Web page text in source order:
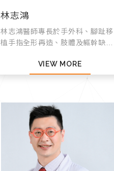
林志鴻
林志鴻醫師專長於手外科、腳趾移
植手指全形再造、肢體及軀幹缺陷
模擬頭頸額面缺陷全形重建。
VIEW MORE